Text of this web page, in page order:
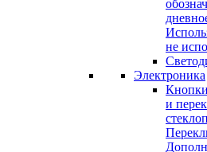
не
Электроника
и